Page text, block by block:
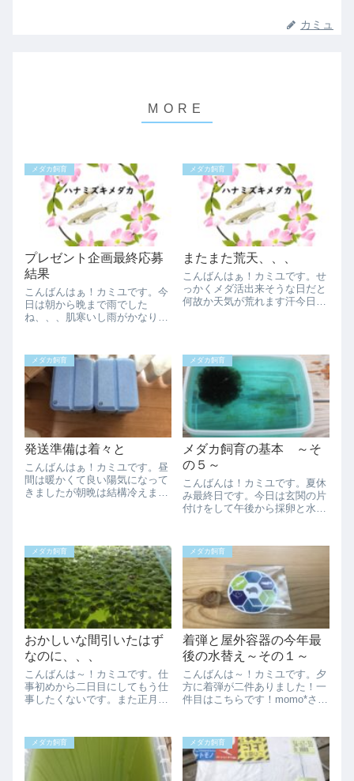
カミュ
メダカ飼育
プレゼント企画最終応募
結果
こんばんはぁ！カミユです。今
日は朝から晩まで雨でした
ね、、、肌寒いし雨がかなり強
は午前中からお客様がいらっし
ゃいました！まぁ用事のついで
に立ち寄られたのですが、メダ
カ関係の友人が来たの...
メダカ飼育
またまた荒天、、、
こんばんはぁ！カミユです。せ
っかくメダ活出来そうな日だと
何故か天気が荒れます汗今日も
んな雨が続くと無理です汗明日
は晴れても程々が良いなぁ汗暑
すぎるとそれはそ...
メダカ飼育
発送準備は着々と
こんばんはぁ！カミユです。昼
間は暖かくて良い陽気になって
きましたが朝晩は結構冷えます
ね。さてプレゼント企画ですが
当選者さんの送付先...
メダカ飼育
メダカ飼育の基本 ～そ
の５～
こんばんは！カミユです。夏休
み最終日です。今日は玄関の片
付けをして午後から採卵と水替
で、採卵しているのが１３種、
育成が２種で、容器が５個程余
っています。試しに３種ほど親
抜きを試してみま...
メダカ飼育
おかしいな間引いたはず
なのに、、、
こんばんは～！カミユです。仕
事初めから二日目にしてもう仕
事したくないです。また正月休
さんだけの限定的な効果の見込
めない宣言になるようです。な
んだかよくわかりませんが普段
と変わらない非常...
メダカ飼育
着弾と屋外容器の今年最
後の水替え～その１～
こんばんは～！カミユです。夕
方に着弾が二件ありました！一
件目はこちらです！momo*さん
ち下さいね。二件目はこちらで
す！めだかが気になるさん作成
選別網の処女作ですよ！やった
ー！本格的な...
メダカ飼育 メダカ飼育